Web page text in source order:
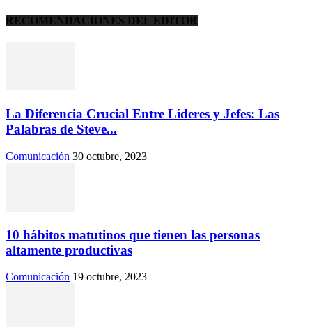
RECOMENDACIONES DEL EDITOR
La Diferencia Crucial Entre Líderes y Jefes: Las
Palabras de Steve...
Comunicación 30 octubre, 2023
10 hábitos matutinos que tienen las personas
altamente productivas
Comunicación 19 octubre, 2023